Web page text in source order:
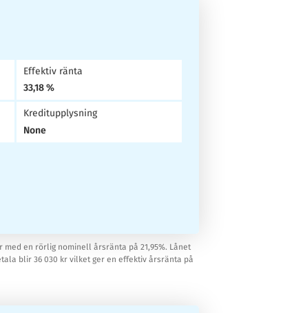
Effektiv ränta
33,18 %
Kreditupplysning
None
en rörlig nominell årsränta på 21,95%. Lånet
blir 36 030 kr vilket ger en effektiv årsränta på